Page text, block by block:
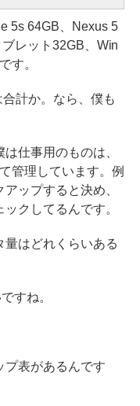
5s 64GB、Nexus 5
レット32GB、Win
す。
計か。なら、僕も
仕事用のものは、
管理しています。例
ップすると決め、
クしてるんです。
はどれくらいある
すね。
プ表があるんです